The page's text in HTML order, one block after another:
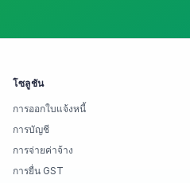
โซลูชัน
การออกใบแจ้งหนี้
การบัญชี
การจ่ายค่าจ้าง
การยื่น GST